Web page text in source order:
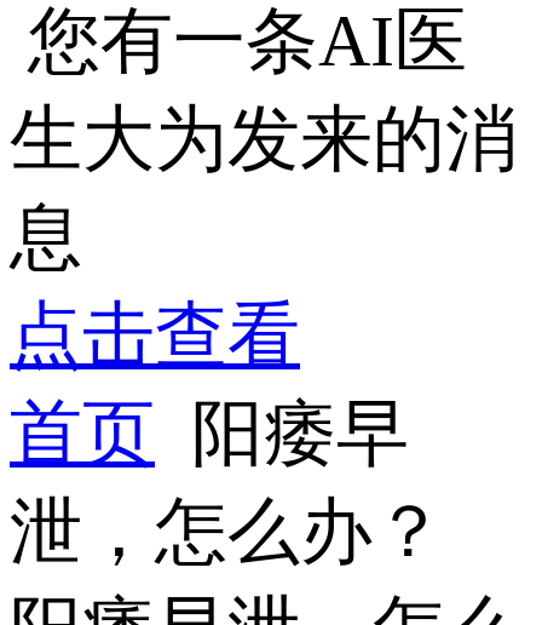
您有一条AI医
生大为发来的消
息
点击查看
首页
阳痿早
泄，怎么办？